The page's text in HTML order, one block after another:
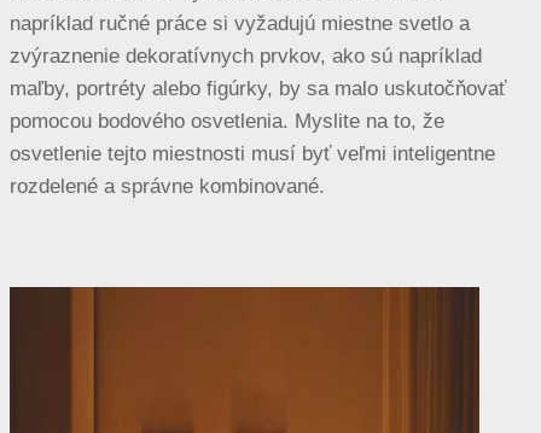
napríklad ručné práce si vyžadujú miestne svetlo a
zvýraznenie dekoratívnych prvkov, ako sú napríklad
maľby, portréty alebo figúrky, by sa malo uskutočňovať
pomocou bodového osvetlenia. Myslite na to, že
osvetlenie tejto miestnosti musí byť veľmi inteligentne
rozdelené a správne kombinované.